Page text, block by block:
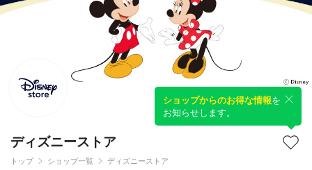
ディズニーストア
ショップからのお得な情報を
お知らせします。
トップ ショップ一覧 ディズニーストア